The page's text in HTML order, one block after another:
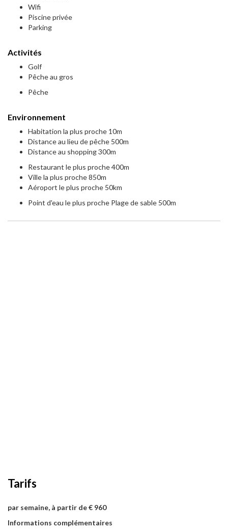
Wifi
Piscine privée
Parking
Activités
Golf
Pêche au gros
Pêche
Environnement
Habitation la plus proche 10m
Distance au lieu de pêche 500m
Distance au shopping 300m
Restaurant le plus proche 400m
Ville la plus proche 850m
Aéroport le plus proche 50km
Point d'eau le plus proche Plage de sable 500m
Tarifs
par semaine, à partir de € 960
Informations complémentaires